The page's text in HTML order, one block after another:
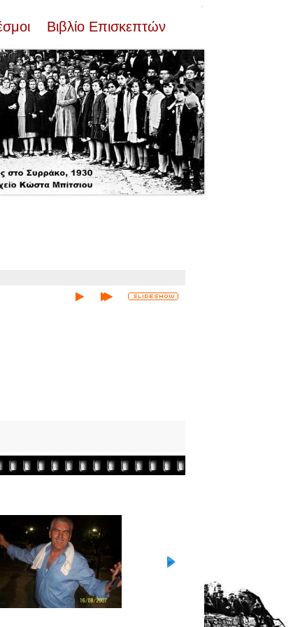
Βιβλίο Επισκεπτών